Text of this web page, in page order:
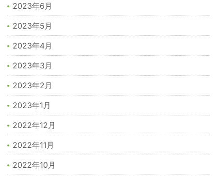
2023年6月
2023年5月
2023年4月
2023年3月
2023年2月
2023年1月
2022年12月
2022年11月
2022年10月